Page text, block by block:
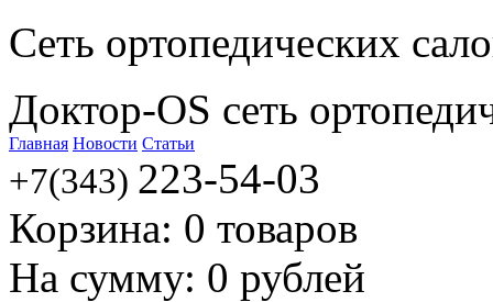
Сеть ортопедических
Доктор-OS сеть
Главная Новости Статьи
+7(343) 223-54-03
Корзина: 0 товаров
На сумму: 0 рублей